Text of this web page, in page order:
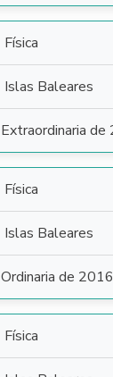
Física
Islas Baleares
Extraordinaria de
Física
Islas Baleares
Ordinaria de 2016
Física